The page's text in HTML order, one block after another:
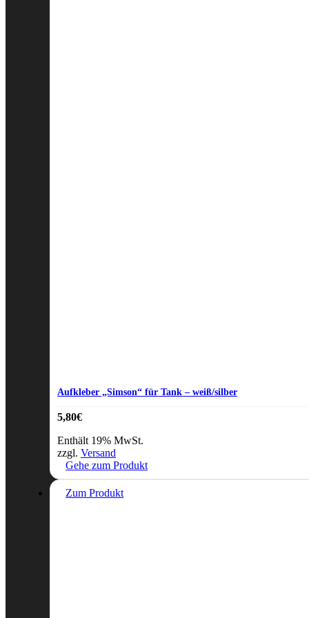
Aufkleber „Simson“ für Tank – weiß/silber
5,80€
Enthält 19% MwSt.
zzgl. Versand
Gehe zum Produkt
Zum Produkt